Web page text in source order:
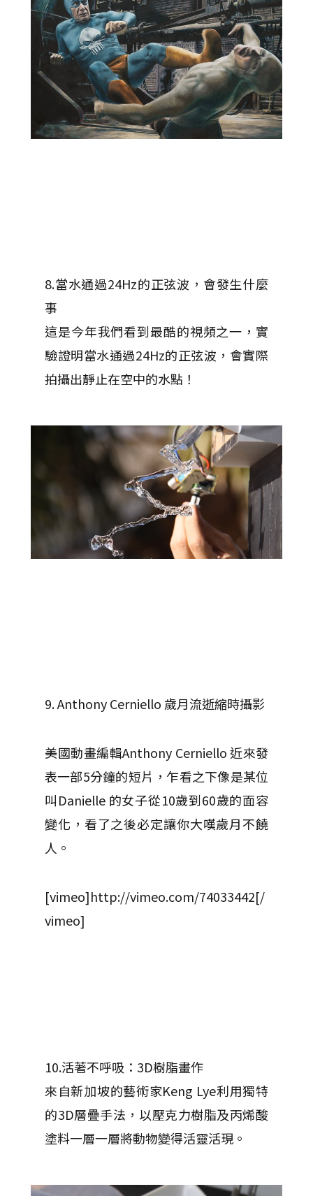
8.當水通過24Hz的正弦波，會發生什麼
事
這是今年我們看到最酷的視頻之一，實
驗證明當水通過24Hz的正弦波，會實際
拍攝出靜止在空中的水點！
9. Anthony Cerniello 歲月流逝縮時攝影
美國動畫編輯Anthony Cerniello 近來發
表一部5分鐘的短片，乍看之下像是某位
叫Danielle 的女子從10歲到60歲的面容
變化，看了之後必定讓你大嘆歲月不饒
人。
[vimeo]http://vimeo.com/74033442[/
vimeo]
10.活著不呼吸：3D樹脂畫作
來自新加坡的藝術家Keng Lye利用獨特
的3D層疊手法，以壓克力樹脂及丙烯酸
塗料一層一層將動物變得活靈活現。